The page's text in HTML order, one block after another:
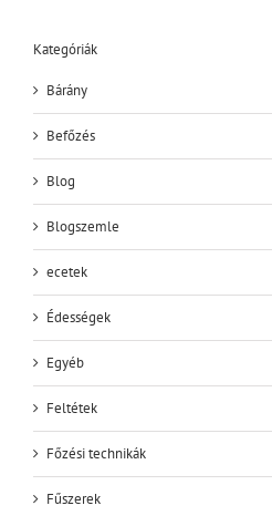
Kategóriák
Bárány
Befőzés
Blog
Blogszemle
ecetek
Édességek
Egyéb
Feltétek
Főzési technikák
Fűszerek